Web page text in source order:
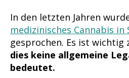
In den letzten Jahren
medizinisches Cannabis in
gesprochen. Es ist wichtig
dies keine allgemeine
bedeutet.